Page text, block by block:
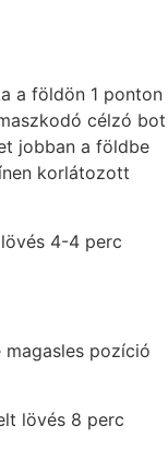
a földön 1 ponton
célzó bot
jobban a földbe
korlátozott
4-4 perc
pozíció
lövés 8 perc